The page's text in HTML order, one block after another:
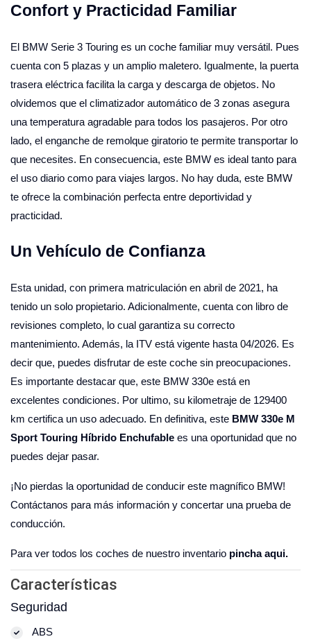
Confort y Practicidad Familiar
El BMW Serie 3 Touring es un coche familiar muy versátil. Pues
cuenta con 5 plazas y un amplio maletero. Igualmente, la puerta
trasera eléctrica facilita la carga y descarga de objetos. No
olvidemos que el climatizador automático de 3 zonas asegura
una temperatura agradable para todos los pasajeros. Por otro
lado, el enganche de remolque giratorio te permite transportar lo
que necesites. En consecuencia, este BMW es ideal tanto para
el uso diario como para viajes largos. No hay duda, este BMW
te ofrece la combinación perfecta entre deportividad y
practicidad.
Un Vehículo de Confianza
Esta unidad, con primera matriculación en abril de 2021, ha
tenido un solo propietario. Adicionalmente, cuenta con libro de
revisiones completo, lo cual garantiza su correcto
mantenimiento. Además, la ITV está vigente hasta 04/2026. Es
decir que, puedes disfrutar de este coche sin preocupaciones.
Es importante destacar que, este BMW 330e está en
excelentes condiciones. Por ultimo, su kilometraje de 129400
km certifica un uso adecuado. En definitiva, este BMW 330e M
Sport Touring Híbrido Enchufable es una oportunidad que no
puedes dejar pasar.
¡No pierdas la oportunidad de conducir este magnífico BMW!
Contáctanos para más información y concertar una prueba de
conducción.
Para ver todos los coches de nuestro inventario pincha aqui.
Características
Seguridad
ABS